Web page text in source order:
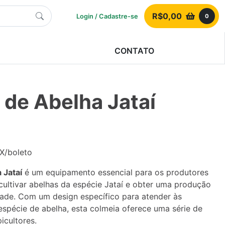
Login / Cadastre-se R$0,00 0
CONTATO
Abelha Jataí
boleto
Jataíé um equipamento essencial para os produtores
abelhas da espécie Jataí e obter uma produção
Com um design específico para atender às
de abelha, esta colmeia oferece uma série de